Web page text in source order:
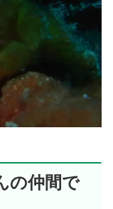
の仲間で